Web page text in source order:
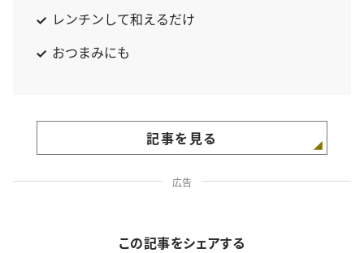
レンチンして和えるだけ
おつまみにも
記事を見る
広告
この記事をシェアする